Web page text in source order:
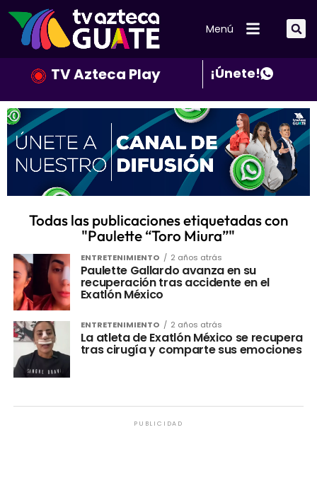
Menú
TV Azteca Play ¡Únete!
Todas las publicaciones etiquetadas con
"Paulette “Toro Miura”"
ENTRETENIMIENTO 2 años atrás
Paulette Gallardo avanza en su
recuperación tras accidente en el
Exatlón México
ENTRETENIMIENTO 2 años atrás
La atleta de Exatlón México se recupera
tras cirugía y comparte sus emociones
PUBLICIDAD